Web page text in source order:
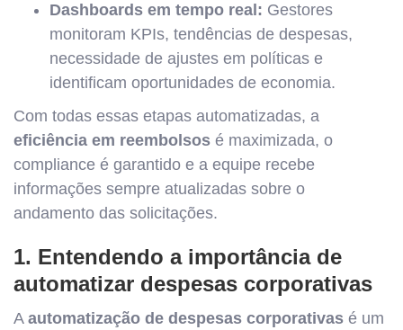
Dashboards em tempo real: Gestores
monitoram KPIs, tendências de despesas,
necessidade de ajustes em políticas e
identificam oportunidades de economia.
Com todas essas etapas automatizadas, a
eficiência em reembolsos é maximizada, o
compliance é garantido e a equipe recebe
informações sempre atualizadas sobre o
andamento das solicitações.
1. Entendendo a importância de
automatizar despesas corporativas
A automatização de despesas corporativas é um